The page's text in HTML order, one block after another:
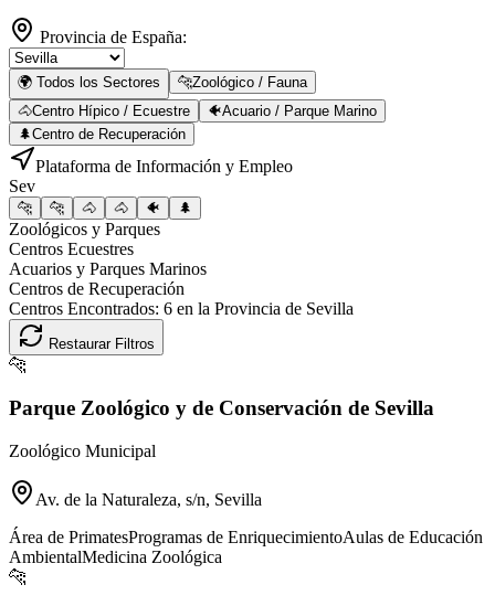
Provincia de España:
🌍 Todos los Sectores 🐆Zoológico / Fauna
🐴Centro Hípico / Ecuestre 🐠Acuario / Parque Marino
🌲Centro de Recuperación
Plataforma de Información y Empleo
Sev
🐆 🐆 🐴 🐴 🐠 🌲
Zoológicos y Parques
Centros Ecuestres
Acuarios y Parques Marinos
Centros de Recuperación
Centros Encontrados: 6 en la Provincia de Sevilla
Restaurar Filtros
🐆
Parque Zoológico y de Conservación de Sevilla
Zoológico Municipal
Av. de la Naturaleza, s/n, Sevilla
Área de PrimatesProgramas de EnriquecimientoAulas de Educación
AmbientalMedicina Zoológica
🐆